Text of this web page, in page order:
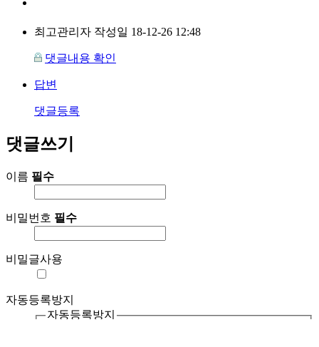
최고관리자 작성일 18-12-26 12:48
댓글내용 확인
답변
댓글등록
댓글쓰기
이름 필수
비밀번호 필수
비밀글사용
자동등록방지
자동등록방지